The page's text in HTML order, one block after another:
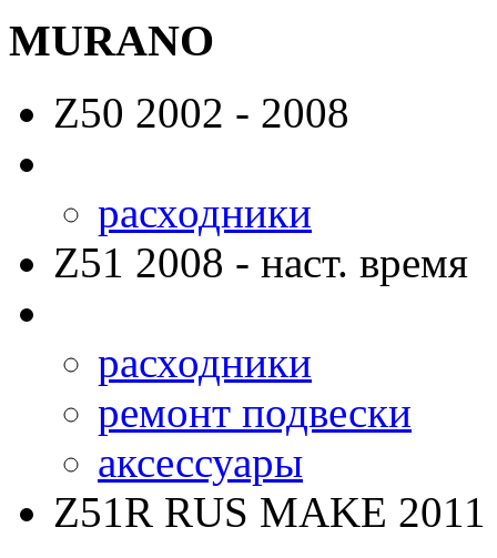
MURANO
Z50 2002 - 2008
расходники
Z51 2008 - наст. время
расходники
ремонт подвески
аксессуары
Z51R RUS MAKE 2011